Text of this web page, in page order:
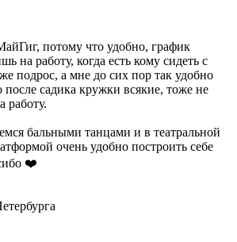
потому что удобно, график
на работу, когда есть кому сидеть с
подрос, а мне до сих пор так удобно
после садика кружки всякие, тоже не
работу.
бальными танцами и в театральной
очень удобно построить себе
❤️